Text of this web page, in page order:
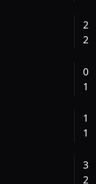
2
2
0
1
1
1
3
2